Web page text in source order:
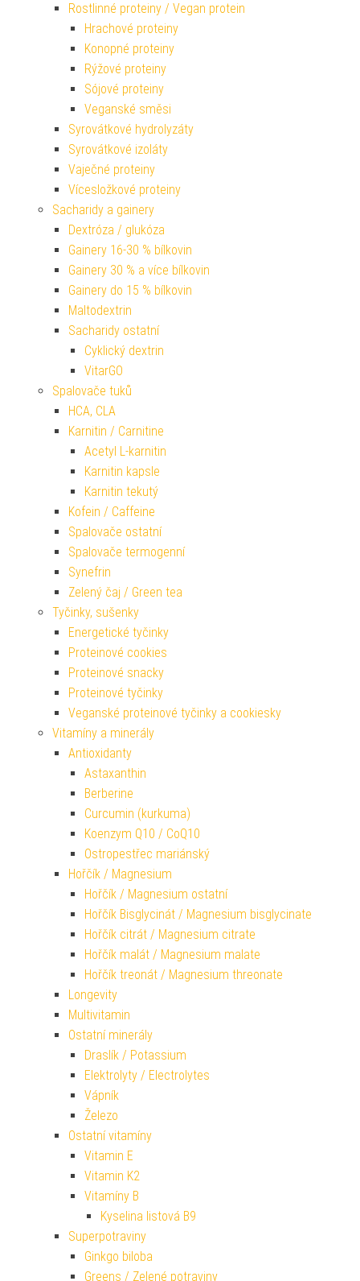
Rostlinné proteiny / Vegan protein
Hrachové proteiny
Konopné proteiny
Rýžové proteiny
Sójové proteiny
Veganské směsi
Syrovátkové hydrolyzáty
Syrovátkové izoláty
Vaječné proteiny
Vícesložkové proteiny
Sacharidy a gainery
Dextróza / glukóza
Gainery 16-30 % bílkovin
Gainery 30 % a více bílkovin
Gainery do 15 % bílkovin
Maltodextrin
Sacharidy ostatní
Cyklický dextrin
VitarGO
Spalovače tuků
HCA, CLA
Karnitin / Carnitine
Acetyl L-karnitin
Karnitin kapsle
Karnitin tekutý
Kofein / Caffeine
Spalovače ostatní
Spalovače termogenní
Synefrin
Zelený čaj / Green tea
Tyčinky, sušenky
Energetické tyčinky
Proteinové cookies
Proteinové snacky
Proteinové tyčinky
Veganské proteinové tyčinky a cookiesky
Vitamíny a minerály
Antioxidanty
Astaxanthin
Berberine
Curcumin (kurkuma)
Koenzym Q10 / CoQ10
Ostropestřec mariánský
Hořčík / Magnesium
Hořčík / Magnesium ostatní
Hořčík Bisglycinát / Magnesium bisglycinate
Hořčík citrát / Magnesium citrate
Hořčík malát / Magnesium malate
Hořčík treonát / Magnesium threonate
Longevity
Multivitamin
Ostatní minerály
Draslík / Potassium
Elektrolyty / Electrolytes
Vápník
Železo
Ostatní vitamíny
Vitamin E
Vitamin K2
Vitamíny B
Kyselina listová B9
Superpotraviny
Ginkgo biloba
Greens / Zelené potraviny